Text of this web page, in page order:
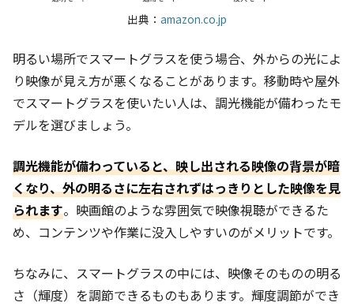
出典： amazon.co.jp
明るい場所でスマートグラスを使う場合、外からの光によ
り映像が見え方が悪くなることがあります。移動時や屋外
でスマートグラスを使いたい人は、調光機能が備わったモ
デルを選びましょう。
調光機能が備わっていると、映し出される映像の背景が暗
くなり、外の明るさに左右されずはっきりとした映像を見
られます。映画館のような雰囲気で映像視聴ができるた
め、コンテンツや作業に没入しやすいのがメリットです。
ちなみに、スマートグラスの中には、映像そのものの明る
さ（輝度）を調節できるものもあります。輝度調節ができ